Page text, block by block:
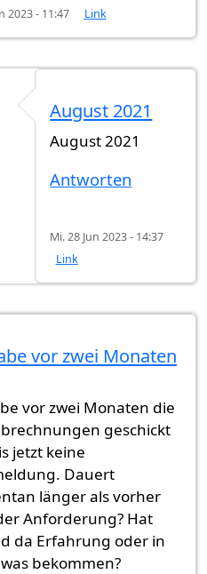
2023 - 11:47 Link
Ist…vonGast
August 2021
August 2021
Antworten
Mi. 28 Jun 2023 - 14:37
Link
vor zwei Monaten
vor zwei Monaten die
geschickt
jetzt keine
Dauert
länger als vorher
Anforderung? Hat
da Erfahrung oder in
bekommen?